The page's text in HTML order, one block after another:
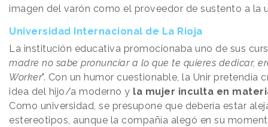
imagen del varón como el proveedor de sustento a la
Universidad Internacional de La Rioja
La institución educativa promocionaba uno de sus
madre no sabe pronunciar a lo que te quieres dedicar,
Worker". Con un humor cuestionable, la Unir pretendía
idea del hijo/a moderno y la mujer inculta en
Como universidad, se presupone que debería estar
estereotipos, aunque la compañía alegó en su